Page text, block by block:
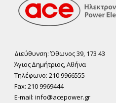
Διεύθυνση: Όθωνος 39, 173 43
Άγιος ∆ηµήτριος, Αθήνα
Τηλέφωνο: 210 9966555
Fax: 210 9969444
E-mail: info@acepower.gr